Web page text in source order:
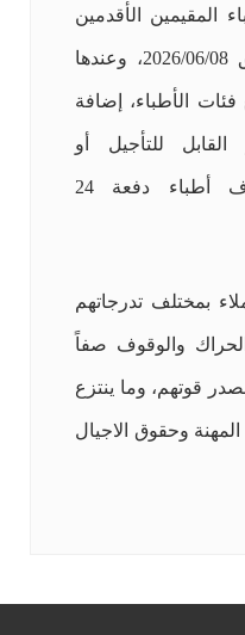
المقيمين الأقدمين
ابتداء من يوم الاثنين الموافق 2026/06/08، وعندها
الأطباء، إضافة
للتأجيل أو
المساومة، والمتمثل بإنصاف أطباء دفعة 24
بمختلف تدرجاتهم
والوقوف صفاً
قوتهم، وما ينتزع
وحقوق الاجيال